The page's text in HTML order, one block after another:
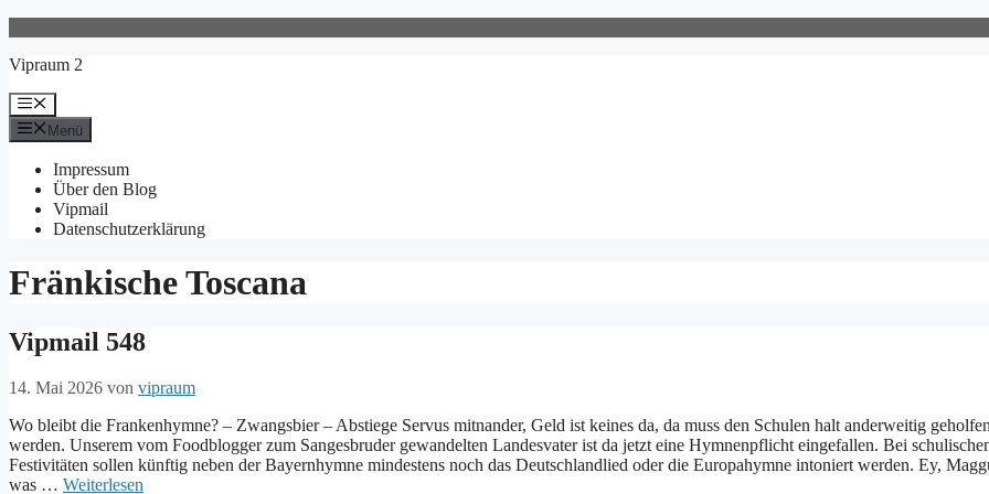
springen
Vipraum 2
Menü
Menü
Impressum
Über den Blog
Vipmail
Datenschutzerklärung
Fränkische Toscana
Vipmail 548
14. Mai 2026 von vipraum
Wo bleibt die Frankenhymne? – Zwangsbier – Abstiege Servus mitnander, Geld ist keines da, da muss den Schulen halt anderweitig
werden. Unserem vom Foodblogger zum Sangesbruder gewandelten Landesvater ist da jetzt eine Hymnenpflicht eingefallen. Bei
Festivitäten sollen künftig neben der Bayernhymne mindestens noch das Deutschlandlied oder die Europahymne intoniert werden. Ey,
was … Weiterlesen